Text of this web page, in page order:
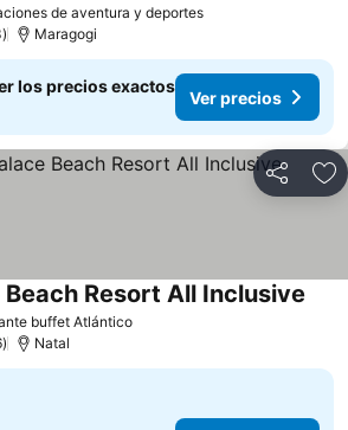
de aventura y deportes
Maragogi
los precios exactos
Ver precios
Compartir
buffet Atlántico
Resort All Inclusive
Natal